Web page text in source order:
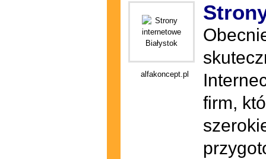
alfakoncept.pl
firm,